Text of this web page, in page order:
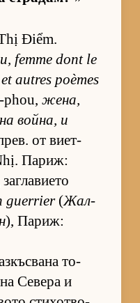
Điểm.
femme dont le
autres poèmes
же­на,
вой­на, и
от ви­ет­
Па­риж:
guerrier(Жал­
), Па­риж:
то­
Се­вера и